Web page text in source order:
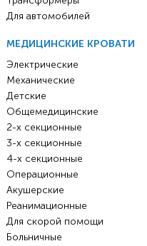
Для автомобилей
МЕДИЦИНСКИЕ КРОВАТИ
Электрические
Механические
Детские
Общемедицинские
2-х секционные
3-х секционные
4-х секционные
Операционные
Акушерские
Реанимационные
Для скорой помощи
Больничные